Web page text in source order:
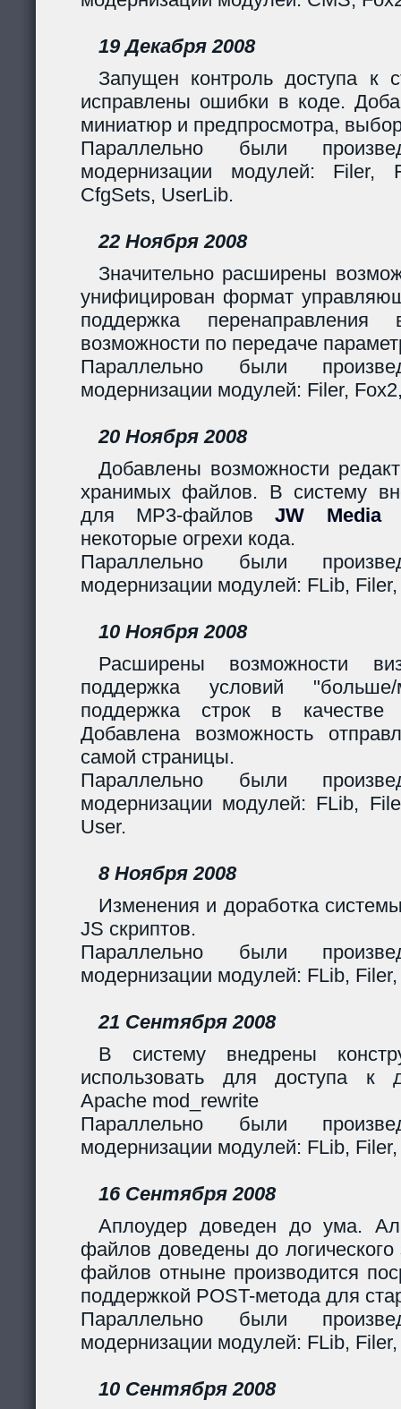
19 Декабря 2008
Запущен контроль доступа к
исправлены ошибки в коде.
миниатюр и предпросмотра,
Параллельно были
модернизации модулей: Filer,
CfgSets, UserLib.
22 Ноября 2008
Значительно расширены
унифицирован формат
поддержка
возможности по передаче
Параллельно были
модернизации модулей: Filer,
20 Ноября 2008
Добавлены возможности
хранимых файлов. В систему
для MP3-файловJW Media
некоторые огрехи кода.
Параллельно были
модернизации модулей: FLib,
10 Ноября 2008
Расширены возможности
поддержка условий
поддержка строк в качестве
Добавлена возможность
самой страницы.
Параллельно были
модернизации модулей: FLib,
User.
8 Ноября 2008
Изменения и доработка
JS скриптов.
Параллельно были
модернизации модулей: FLib,
21 Сентября 2008
В систему внедрены
использовать для доступа к
Apache mod_rewrite
Параллельно были
модернизации модулей: FLib,
16 Сентября 2008
Аплоудер доведен до ума.
файлов доведены до логического
файлов отныне производится
поддержкой POST-метода для
Параллельно были
модернизации модулей: FLib,
10 Сентября 2008